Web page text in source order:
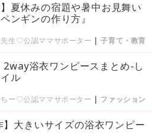
】夏休みの宿題や暑中お見舞い
ンギンの作り方』
先生♡公認ママサポーター |子育て・教育
2way浴衣ワンピースまとめ-し
ル
ー♡公認ママサポーター | ファッション
】大きいサイズの浴衣ワンピー